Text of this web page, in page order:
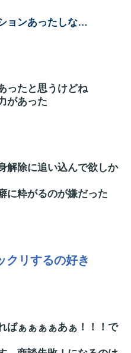
ョンあったしな…
ったと思うけどね
があった
解除に追い込んで欲しか
に粋がるのが嫌だった
クリするの好き
ばぁぁぁぁあぁ！！！で